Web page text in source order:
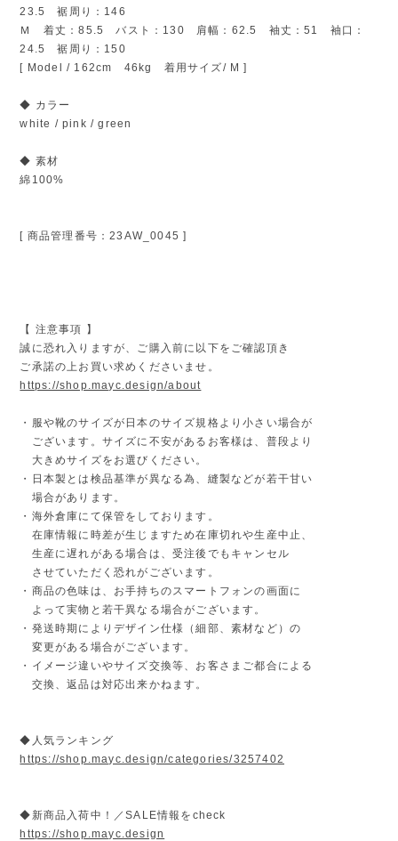
23.5 裾周り：146
Ｍ 着丈：85.5 バスト：130 肩幅：62.5 袖丈：51 袖口：
24.5 裾周り：150
[ Model / 162cm 46kg 着用サイズ/ M ]
◆ カラー
white / pink / green
◆ 素材
綿100%
[ 商品管理番号：23AW_0045 ]
【 注意事項 】
誠に恐れ入りますが、ご購入前に以下をご確認頂き
ご承諾の上お買い求めくださいませ。
https://shop.mayc.design/about
・服や靴のサイズが日本のサイズ規格より小さい場合が
ございます。サイズに不安があるお客様は、普段より
大きめサイズをお選びください。
・日本製とは検品基準が異なる為、縫製などが若干甘い
場合があります。
・海外倉庫にて保管をしております。
在庫情報に時差が生じますため在庫切れや生産中止、
生産に遅れがある場合は、受注後でもキャンセル
させていただく恐れがございます。
・商品の色味は、お手持ちのスマートフォンの画面に
よって実物と若干異なる場合がございます。
・発送時期によりデザイン仕様（細部、素材など）の
変更がある場合がございます。
・イメージ違いやサイズ交換等、お客さまご都合による
交換、返品は対応出来かねます。
◆人気ランキング
https://shop.mayc.design/categories/3257402
◆新商品入荷中！／SALE情報をcheck
https://shop.mayc.design